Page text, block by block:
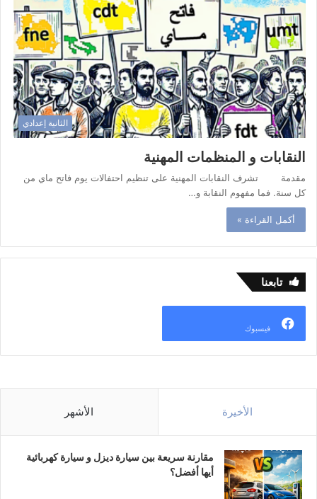
الثانية إعدادي
النقابات و المنظمات المهنية
مقدمة تشرف النقابات المهنية على تنظيم احتفالات يوم فاتح ماي من
كل سنة. فما مفهوم النقابة و…
أكمل القراءة »
تابعنا
فيسبوك
الأخيرة الأشهر
مقارنة سريعة بين سيارة ديزل و سيارة كهربائية
أيها أفضل؟